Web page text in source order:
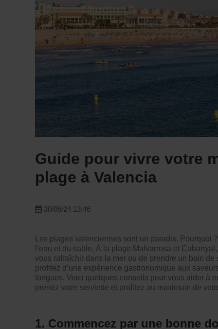
Guide pour vivre votre
plage à Valencia
30/06/24 13:46
Les plages valenciennes sont un paradis. Pourquoi
l’eau et du sable. À la plage Malvarrosa et
vous rafraîchir dans la mer ou de prendre un bain
profitez d’une expérience gastronomique aux
longues. Voici quelques conseils pour vous aider à
prenez votre serviette et profitez au maximum de
1. Commencez par une bonne